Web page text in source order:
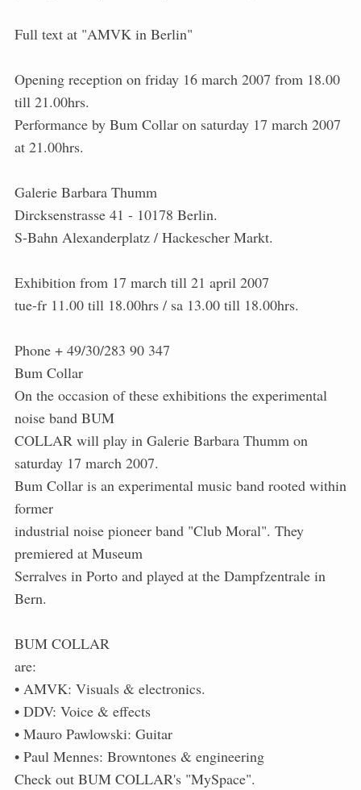
Full text at "AMVK in Berlin"
Opening reception on friday 16 march 2007 from 18.00
till 21.00hrs.
Performance by Bum Collar on saturday 17 march 2007
at 21.00hrs.
Galerie Barbara Thumm
Dircksenstrasse 41 - 10178 Berlin.
S-Bahn Alexanderplatz / Hackescher Markt.
Exhibition from 17 march till 21 april 2007
tue-fr 11.00 till 18.00hrs / sa 13.00 till 18.00hrs.
Phone + 49/30/283 90 347
Bum Collar
On the occasion of these exhibitions the experimental
noise band BUM
COLLAR will play in Galerie Barbara Thumm on
saturday 17 march 2007.
Bum Collar is an experimental music band rooted within
former
industrial noise pioneer band "Club Moral". They
premiered at Museum
Serralves in Porto and played at the Dampfzentrale in
Bern.
BUM COLLAR
are:
• AMVK: Visuals & electronics.
• DDV: Voice & effects
• Mauro Pawlowski: Guitar
• Paul Mennes: Browntones & engineering
Check out BUM COLLAR's "MySpace".